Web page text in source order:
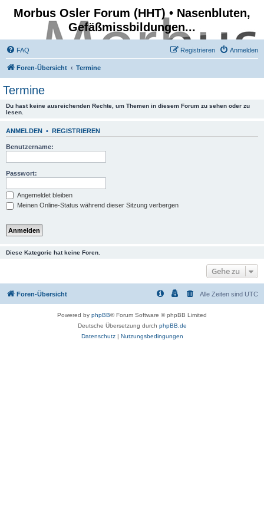
Morbus Osler Forum (HHT) • Nasenbluten,
Gefäßmissbildungen...
FAQ Anmelden
Registrieren
Foren-Übersicht Termine
Termine
Du hast keine ausreichenden Rechte, um Themen in diesem Forum zu sehen oder zu
lesen.
ANMELDEN • REGISTRIEREN
Benutzername:
Passwort:
Angemeldet bleiben
Meinen Online-Status während dieser Sitzung verbergen
Diese Kategorie hat keine Foren.
Gehe zu
Foren-Übersicht Alle Zeiten sind UTC
Powered by phpBB® Forum Software © phpBB Limited
Deutsche Übersetzung durch phpBB.de
Datenschutz| Nutzungsbedingungen